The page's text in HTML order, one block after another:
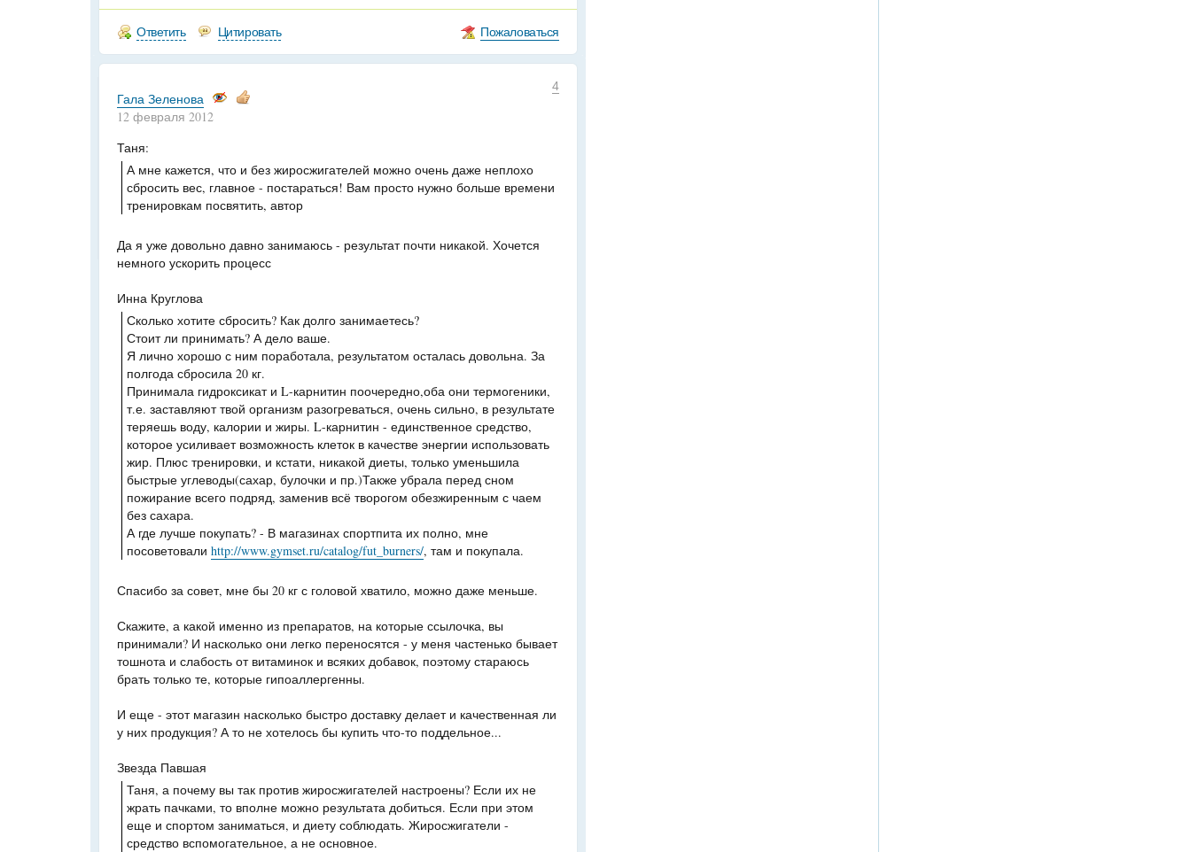
Ответить Цитировать Пожаловаться
4
Гала Зеленова
12 февраля 2012
Таня:
А мне кажется, что и без жиросжигателей можно очень даже неплохо
сбросить вес, главное - постараться! Вам просто нужно больше времени
тренировкам посвятить, автор
Да я уже довольно давно занимаюсь - результат почти никакой. Хочется
немного ускорить процесс
Инна Круглова
Сколько хотите сбросить? Как долго занимаетесь?
Стоит ли принимать? А дело ваше.
Я лично хорошо с ним поработала, результатом осталась довольна. За
полгода сбросила 20 кг.
Принимала гидроксикат и L-карнитин поочередно,оба они термогеники,
т.е. заставляют твой организм разогреваться, очень сильно, в результате
теряешь воду, калории и жиры. L-карнитин - единственное средство,
которое усиливает возможность клеток в качестве энергии использовать
жир. Плюс тренировки, и кстати, никакой диеты, только уменьшила
быстрые углеводы(сахар, булочки и пр.)Также убрала перед сном
пожирание всего подряд, заменив всё творогом обезжиренным с чаем
без сахара.
А где лучше покупать? - В магазинах спортпита их полно, мне
посоветовали http://www.gymset.ru/catalog/fut_burners/, там и покупала.
Спасибо за совет, мне бы 20 кг с головой хватило, можно даже меньше.
Скажите, а какой именно из препаратов, на которые ссылочка, вы
принимали? И насколько они легко переносятся - у меня частенько бывает
тошнота и слабость от витаминок и всяких добавок, поэтому стараюсь
брать только те, которые гипоаллергенны.
И еще - этот магазин насколько быстро доставку делает и качественная ли
у них продукция? А то не хотелось бы купить что-то поддельное...
Звезда Павшая
Таня, а почему вы так против жиросжигателей настроены? Если их не
жрать пачками, то вполне можно результата добиться. Если при этом
еще и спортом заниматься, и диету соблюдать. Жиросжигатели -
средство вспомогательное, а не основное.